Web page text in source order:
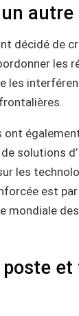
décidé de
les
les
ont
solutions
les
est par
mondiale
poste